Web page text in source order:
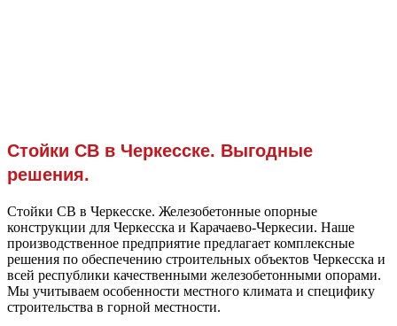
Стойки СВ в Черкесске. Выгодные
решения.
Стойки СВ в Черкесске. Железобетонные опорные
конструкции для Черкесска и Карачаево-Черкесии. Наше
производственное предприятие предлагает комплексные
решения по обеспечению строительных объектов Черкесска и
всей республики качественными железобетонными опорами.
Мы учитываем особенности местного климата и специфику
строительства в горной местности.